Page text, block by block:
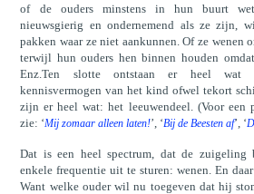
of de ouders minstens in hun buurt
nieuwsgierig en ondernemend als ze zijn,
pakken waar ze niet aankunnen. Of ze wenen
terwijl hun ouders hen binnen houden
Enz.Ten slotte ontstaan er heel wat
kennisvermogen van het kind ofwel tekort
zijn er heel wat: het leeuwendeel. (Voor een
zie: ‘Mij zomaar alleen laten!’, ‘Bij de Beesten af’, ‘
Dat is een heel spectrum, dat de zuigeling
enkele frequentie uit te sturen: wenen. En
Want welke ouder wil nu toegeven dat hij